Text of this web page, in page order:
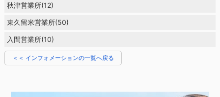
秋津営業所(12)
東久留米営業所(50)
入間営業所(10)
＜＜ インフォメーションの一覧へ戻る